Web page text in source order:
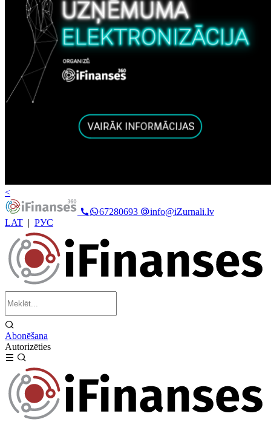
<
67280693
info@iZurnali.lv
LAT | РУС
Abonēšana
Autorizēties